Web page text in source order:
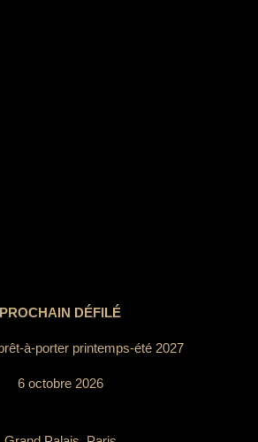
PROCHAIN DÉFILÉ
à-porter printemps-été 2027
6 octobre 2026